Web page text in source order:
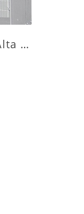
Exaustor / Ventilador Alta Vazão